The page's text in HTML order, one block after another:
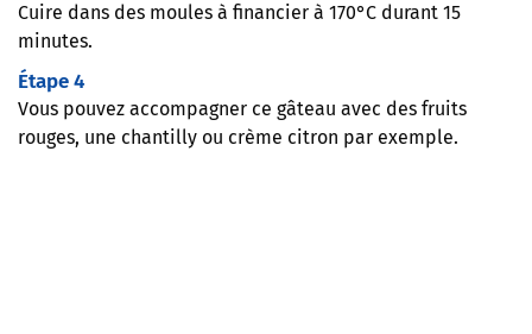
Cuire dans des moules à financier à 170°C durant 15
minutes.
Étape 4
Vous pouvez accompagner ce gâteau avec des fruits
rouges, une chantilly ou crème citron par exemple.